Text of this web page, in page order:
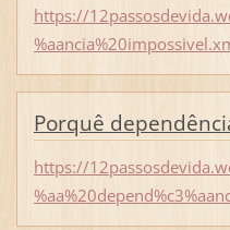
https://
Porquê
https://